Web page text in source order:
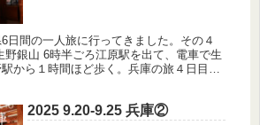
日間の一人旅に行ってきました。その４
野銀山 6時半ごろ江原駅を出て、電車で生
から１時間ほど歩く。兵庫の旅４日目と
2025 9.20-9.25 兵庫②